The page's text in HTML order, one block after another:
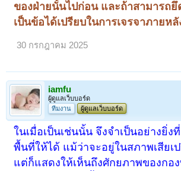
ของฝ่ายนั้นไปก่อน และถ้าสามารถ
เป็นข้อได้เปรียบในการเจรจาภายหลั
30 กรกฎาคม 2025
iamfu
ผู้ดูแลเว็บบอร์ด
ทีมงาน
ผู้ดูแลเว็บบอร์ด
ในเมื่อเป็นเช่นนั้น จึงจำเป็นอย่างยิ่ง
พื้นที่ให้ได้ แม้ว่าจะอยู่ในสภาพเสียเ
แต่ก็แสดงให้เห็นถึงศักยภาพของกอ